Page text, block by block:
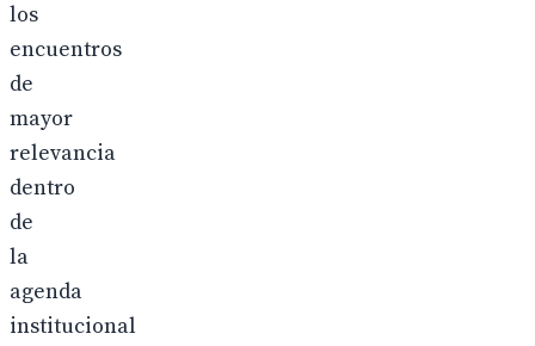
los
encuentros
de
mayor
relevancia
dentro
de
la
agenda
institucional